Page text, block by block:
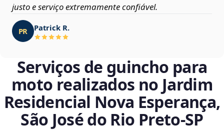
justo e serviço extremamente confiável.
PR Patrick R.
Serviços de guincho para
moto realizados no Jardim
Residencial Nova Esperança,
São José do Rio Preto‑SP